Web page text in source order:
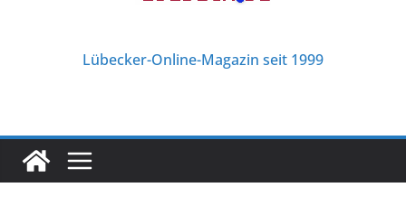
Lübecker-Online-Magazin seit 1999